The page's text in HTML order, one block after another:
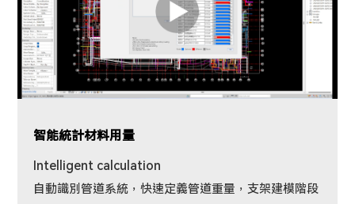
智能統計材料用量
Intelligent calculation
自動識別管道系統，快速定義管道重量，支架建模階段